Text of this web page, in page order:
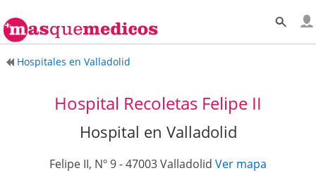
Hospitales en Valladolid
Hospital Recoletas Felipe II
Hospital en Valladolid
Felipe II, Nº 9-47003Valladolid Ver mapa